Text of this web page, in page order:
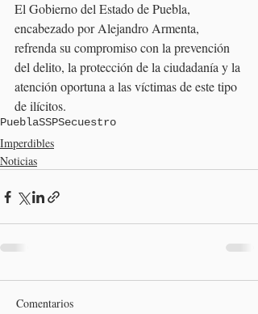
El Gobierno del Estado de Puebla,
encabezado por Alejandro Armenta,
refrenda su compromiso con la prevención
del delito, la protección de la ciudadanía y la
atención oportuna a las víctimas de este tipo
de ilícitos.
PueblaSSPSecuestro
Imperdibles
Noticias
Comentarios